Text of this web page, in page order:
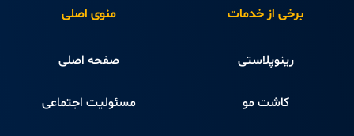
منوی اصلی
صفحه اصلی
مسئولیت اجتماعی
برخی از خدمات
رینوپلاستی
کاشت مو